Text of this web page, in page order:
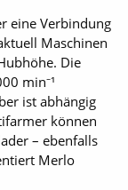
eine Verbindung
Maschinen
Die
min⁻¹
ist abhängig
können
– ebenfalls
Merlo